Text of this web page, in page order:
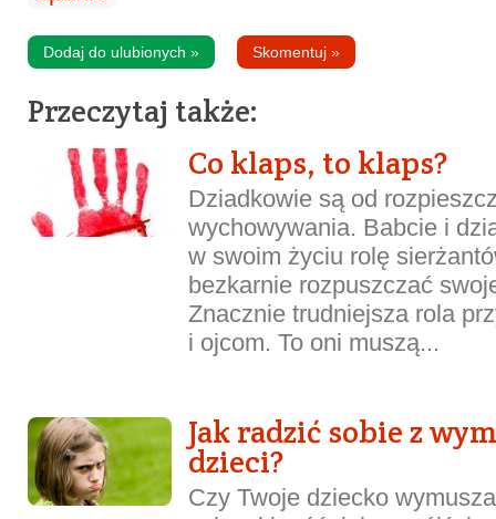
Dodaj do ulubionych » Skomentuj »
Przeczytaj także:
Co klaps, to klaps?
Dziadkowie są od
wychowywania. Babcie i
w swoim życiu rolę
bezkarnie rozpuszczać
Znacznie trudniejsza rola
i ojcom. To oni muszą...
Jak radzić sobie z
dzieci?
Czy Twoje dziecko